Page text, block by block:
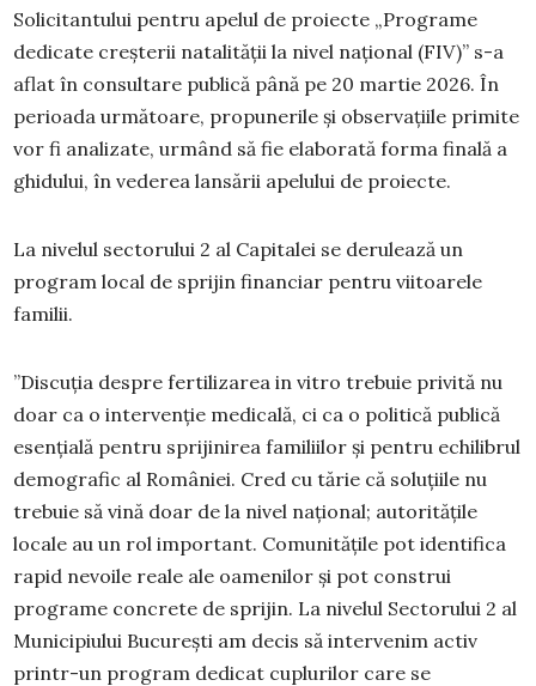
Solicitantului pentru apelul de proiecte „Programe
dedicate creșterii natalității la nivel național (FIV)” s-a
aflat în consultare publică până pe 20 martie 2026. În
perioada următoare, propunerile și observațiile primite
vor fi analizate, urmând să fie elaborată forma finală a
ghidului, în vederea lansării apelului de proiecte.
La nivelul sectorului 2 al Capitalei se derulează un
program local de sprijin financiar pentru viitoarele
familii.
”Discuția despre fertilizarea in vitro trebuie privită nu
doar ca o intervenție medicală, ci ca o politică publică
esențială pentru sprijinirea familiilor și pentru echilibrul
demografic al României. Cred cu tărie că soluțiile nu
trebuie să vină doar de la nivel național; autoritățile
locale au un rol important. Comunitățile pot identifica
rapid nevoile reale ale oamenilor și pot construi
programe concrete de sprijin. La nivelul Sectorului 2 al
Municipiului București am decis să intervenim activ
printr-un program dedicat cuplurilor care se